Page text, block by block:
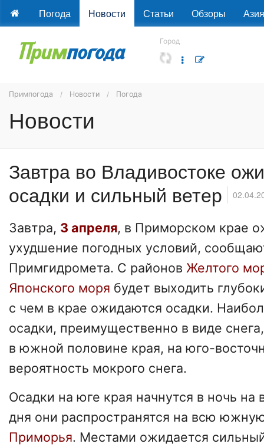
Погода Новости Статьи Обзоры Азия
Город
Примпогода Новости Погода
Новости
Завтра во Владивостоке
осадки и сильный ветер
Завтра, 3 апреля, в Приморском крае
ухудшение погодных условий,
Примгидромета. С районов Желтого
Японского моря будет выходить
с чем в крае ожидаются осадки.
осадки, преимущественно в виде
в южной половине края, на юго-
вероятность мокрого снега.
Осадки на юге края начнутся в ночь на
дня они распространятся на всю
Приморья. Местами ожидается